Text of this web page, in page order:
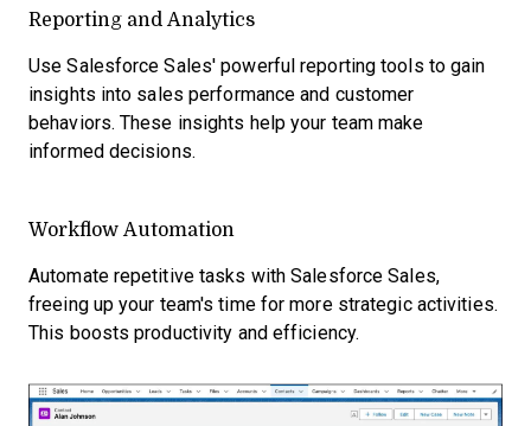
Reporting and Analytics
Use Salesforce Sales' powerful reporting tools to gain
insights into sales performance and customer
behaviors. These insights help your team make
informed decisions.
Workflow Automation
Automate repetitive tasks with Salesforce Sales,
freeing up your team's time for more strategic activities.
This boosts productivity and efficiency.